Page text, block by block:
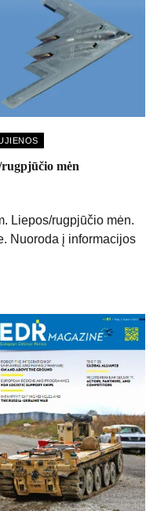
mėn
Liepos/rugpjūčio mėn.
Nuoroda į informacijos